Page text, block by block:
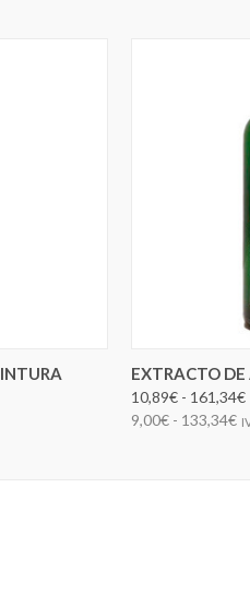
EXTRACTO
10,89€ - 161,34€
9,00€ - 133,34€